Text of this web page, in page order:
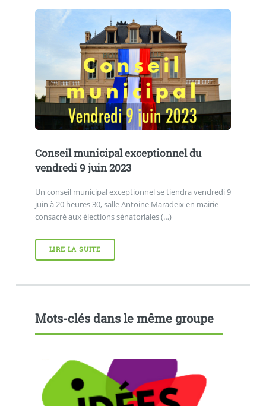
Conseil municipal exceptionnel du
vendredi 9 juin 2023
Un conseil municipal exceptionnel se tiendra vendredi 9
juin à 20 heures 30, salle Antoine Maradeix en mairie
consacré aux élections sénatoriales (…)
LIRE LA SUITE
Mots-clés dans le même groupe